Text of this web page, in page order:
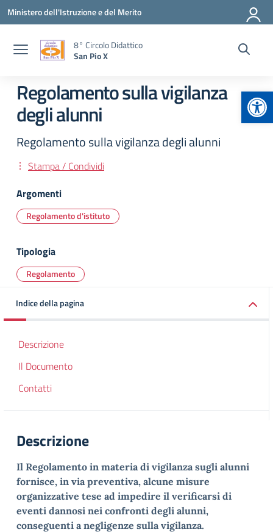
Vai ai contenuti
Vai al menu di navigazione
Vai al footer
Ministero dell'Istruzione e del Merito
8° Circolo Didattico
San Pio X
Regolamento sulla vigilanza
degli alunni
Regolamento sulla vigilanza degli alunni
Stampa / Condividi
Argomenti
Regolamento d'istituto
Tipologia
Regolamento
Indice della pagina
Descrizione
Il Documento
Contatti
Descrizione
Il Regolamento in materia di vigilanza sugli alunni
fornisce, in via preventiva, alcune misure
organizzative tese ad impedire il verificarsi di
eventi dannosi nei confronti degli alunni,
conseguenti a negligenze sulla vigilanza.